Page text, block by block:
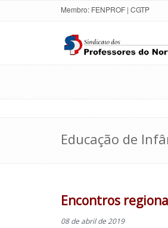
Membro: FENPROF | CGTP
Educação de
Encontros
08 de abril de 2019